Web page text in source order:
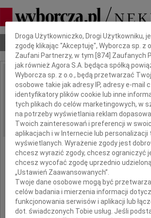
Nekrologi Odeszli Poradnik pogrzebowy
IMIĘ I NAZWISKO:
REGION: Łódź
DATA EMISJI: 04.04.2019
Pani dr n. med.
Dbamy o Twoją prywatność
Droga Użytkowniczko, Drogi Użytkowniku,
zgodę klikając "Akceptuję", Wyborcza sp. z
Zaufani Partnerzy, w tym [874 ] Zaufanych
jak również Agora S.A. będąca spółką
Wyborcza sp. z o.o., będą przetwarzać
osobowe takie jak adresy IP, adresy e-mail
identyfikatory plików cookie lub inne
tych plikach do celów marketingowych, w
na potrzeby wyświetlania reklam
Twoich zainteresowań i preferencji w
aplikacjach i w Internecie lub personalizacji
wyświetlanych. Wyrażenie zgody jest
chcesz wyrazić zgody, chcesz ograniczyć
chcesz wycofać zgodę uprzednio
„Ustawień Zaawansowanych”.
Twoje dane osobowe mogą być
celów badania i mierzenia informacji
funkcjonowania serwisów i aplikacji lub
dot. świadczonych Tobie usług. Jeśli